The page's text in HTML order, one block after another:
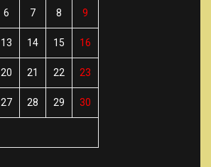
6 7 8 9
13 14 15 16
20 21 22 23
27 28 29 30